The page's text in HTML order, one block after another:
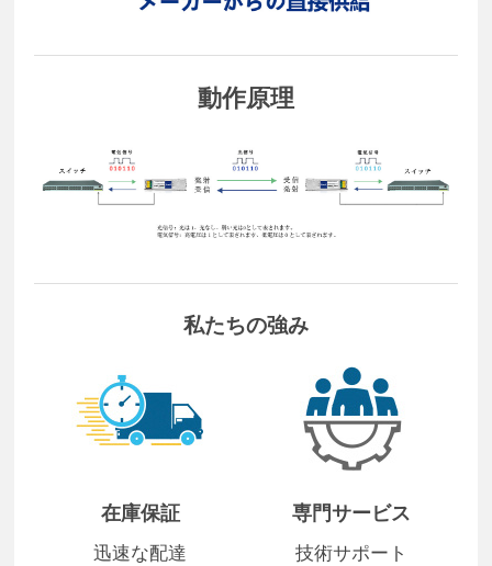
動作原理
私たちの強み
在庫保証
迅速な配達
専門サービス
技術サポート